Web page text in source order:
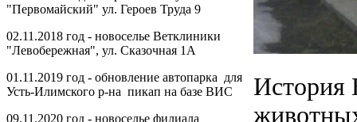
"Первомайский" ул. Героев Труда 9
02.11.2018 год - новоселье Ветклиники
"Левобережная", ул. Сказочная 1А
01.11.2019 год - обновление автопарка для
Усть-Илимского р-на пикап на базе ВИС
09.11.2020 год - новоселье филиала
История